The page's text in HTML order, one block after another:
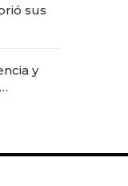
sus
y